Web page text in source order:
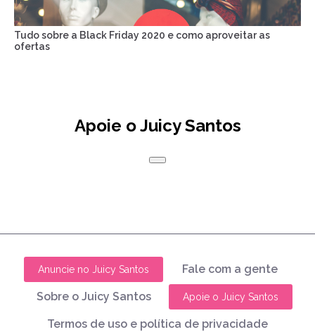
Tudo sobre a Black Friday 2020 e como aproveitar as
ofertas
Apoie o Juicy Santos
Anuncie no Juicy Santos Fale com a gente
Sobre o Juicy Santos Apoie o Juicy Santos
Termos de uso e política de privacidade